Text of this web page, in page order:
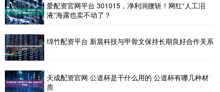
爱配资官网平台 301015，净利润腰斩！网红“人工泪
液”海露也卖不动了？
绵竹配资平台 新晨科技与甲骨文保持长期良好合作关系
天成配资官网 公道杯是干什么用的 公道杯有哪几种材
质